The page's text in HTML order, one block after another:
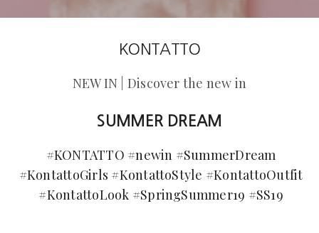
KONTATTO
NEW IN | Discover the new in
SUMMER DREAM
#KONTATTO #newin #SummerDream
#KontattoGirls #KontattoStyle #KontattoOutfit
#KontattoLook #SpringSummer19 #SS19